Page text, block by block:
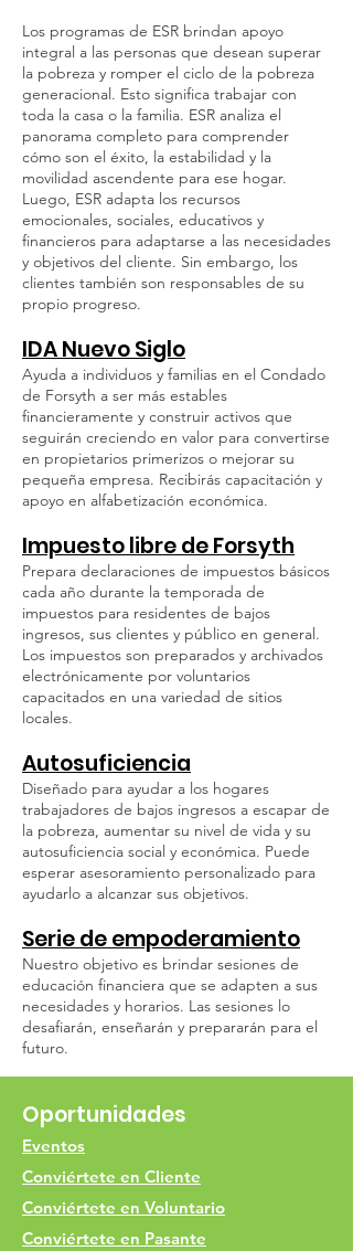
Los programas de ESR brindan apoyo
integral a las personas que desean superar
la pobreza y romper el ciclo de la pobreza
generacional. Esto significa trabajar con
toda la casa o la familia. ESR analiza el
panorama completo para comprender
cómo son el éxito, la estabilidad y la
movilidad ascendente para ese hogar.
Luego, ESR adapta los recursos
emocionales, sociales, educativos y
financieros para adaptarse a las necesidades
y objetivos del cliente. Sin embargo, los
clientes también son responsables de su
propio progreso.
IDA Nuevo Siglo
Ayuda a individuos y familias en el Condado
de Forsyth a ser más estables
financieramente y construir activos que
seguirán creciendo en valor para convertirse
en propietarios primerizos o mejorar su
pequeña empresa. Recibirás capacitación y
apoyo en alfabetización económica.
Impuesto libre de Forsyth
Prepara declaraciones de impuestos básicos
cada año durante la temporada de
impuestos para residentes de bajos
ingresos, sus clientes y público en general.
Los impuestos son preparados y archivados
electrónicamente por voluntarios
capacitados en una variedad de sitios
locales.
Autosuficiencia
Diseñado para ayudar a los hogares
trabajadores de bajos ingresos a escapar de
la pobreza, aumentar su nivel de vida y su
autosuficiencia social y económica. Puede
esperar asesoramiento personalizado para
ayudarlo a alcanzar sus objetivos.
Serie de empoderamiento
Nuestro objetivo es brindar sesiones de
educación financiera que se adapten a sus
necesidades y horarios. Las sesiones lo
desafiarán, enseñarán y prepararán para el
futuro.
Oportunidades
Eventos
Conviértete en Cliente
Conviértete en Voluntario
Conviértete en Pasante